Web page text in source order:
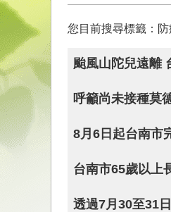
您目前搜尋標籤：防
颱風山陀兒遠離
呼籲尚未接種莫
8月6日起台南市
台南市65歲以上
透過7月30至31